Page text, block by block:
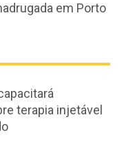
em Porto
terapia injetável